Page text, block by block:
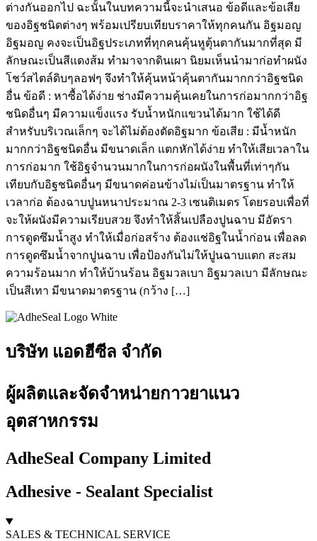
ต่างกันออกไป ฉะนั้นในบทความนี้จะนำเสนอ ข้อดีและข้อเสีย
ของอิฐชนิดต่างๆ พร้อมเปรียบเทียบราคาให้ทุกคนกัน อิฐมอญ
อิฐมอญ คงจะเป็นอิฐประเภทที่ทุกคนคุ้นหูตุ้นตากันมากที่สุด มี
ลักษณะเป็นสีแดงส้ม ทำมาจากดินเผา นิยมเห็นนำมาก่อทำผนัง
โชว์สไตล์ดิบๆลอฟๆ จึงทำให้คุ้นหน้าคุ้นตากันมากกว่าอิฐชนิด
อื่น ข้อดี : หาซื้อได้ง่าย ช่างมีความคุ้นเคยในการก่อมากกว่าอิฐ
ชนิดอื่นๆ มีความแข็งแรง รับน้ำหนักแขวนได้มาก ใช้ได้ดี
สำหรับบริเวณเล็กๆ จะได้ไม่ต้องตัดอิฐมาก ข้อเสีย : มีน้ำหนัก
มากกว่าอิฐชนิดอื่น มีขนาดเล็ก แตกหักได้ง่าย ทำให้เสียเวลาใน
การก่อมาก ใช้อิฐจำนวนมากในการก่อผนังในพื้นที่เท่าๆกัน
เทียบกับอิฐชนิดอื่นๆ มีขนาดค่อนข้างไม่เป็นมาตรฐาน ทำให้
เวลาก่อ ต้องฉาบปูนหนาประมาณ 2-3 เซนติเมตร โดยรอบเพื่อที่
จะให้ผนังมีความเรียบสวย จึงทำให้สิ้นเปลืองปูนฉาบ มีอัตรา
การดูดซึมน้ำสูง ทำให้เมื่อก่อสร้าง ต้องแช่อิฐในน้ำก่อน เพื่อลด
การดูดซึมน้ำจากปูนฉาบ เพื่อป้องกันไม่ให้ปูนฉาบแตก สะสม
ความร้อนมาก ทำให้บ้านร้อน อิฐมวลเบา อิฐมวลเบา มีลักษณะ
เป็นสีเทา มีขนาดมาตรฐาน (กว้าง […]
บริษัท แอดฮีซีล จำกัด
ผู้ผลิตและจัดจำหน่ายกาวยาแนว
อุตสาหกรรม
AdheSeal Company Limited
Adhesive - Sealant Specialist
SALES & TECHNICAL SERVICE